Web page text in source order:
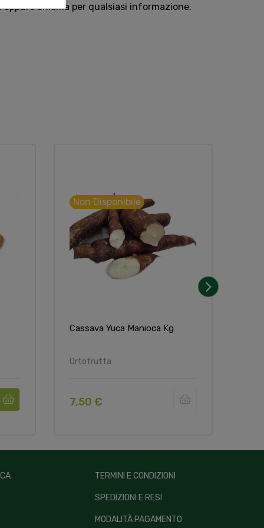
chiama per qualsiasi informazione.
Cassava Yuca Manioca Kg
Ortofrutta
Non Disponibile
7,50 €
TERMINI E CONDIZIONI
SPEDIZIONI E RESI
MODALITÀ PAGAMENTO